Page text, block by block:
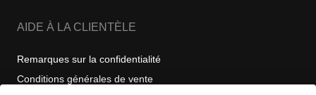
AIDE À LA CLIENTÈLE
Remarques sur la confidentialité
Conditions générales de vente